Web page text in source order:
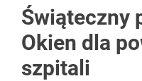
Świąteczny
Okien dla
szpitali